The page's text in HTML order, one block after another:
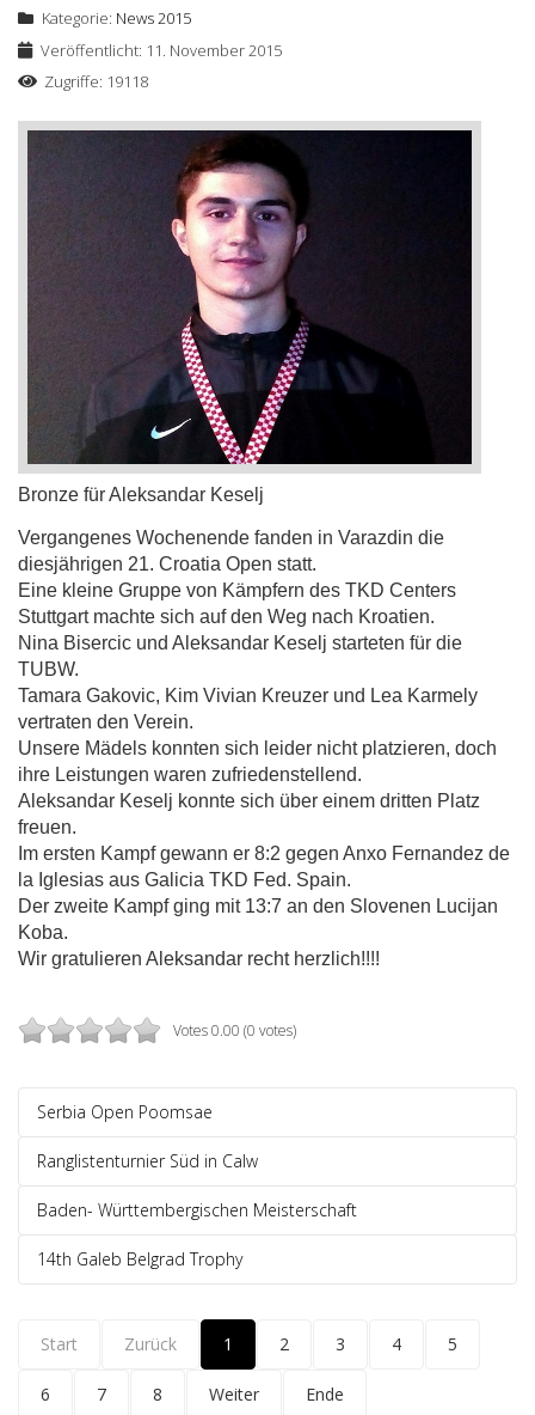
Kategorie: News 2015
Veröffentlicht: 11. November 2015
Zugriffe: 19118
Bronze für Aleksandar Keselj
Vergangenes Wochenende fanden in Varazdin die
diesjährigen 21. Croatia Open statt.
Eine kleine Gruppe von Kämpfern des TKD Centers
Stuttgart machte sich auf den Weg nach Kroatien.
Nina Bisercic und Aleksandar Keselj starteten für die
TUBW.
Tamara Gakovic, Kim Vivian Kreuzer und Lea Karmely
vertraten den Verein.
Unsere Mädels konnten sich leider nicht platzieren, doch
ihre Leistungen waren zufriedenstellend.
Aleksandar Keselj konnte sich über einem dritten Platz
freuen.
Im ersten Kampf gewann er 8:2 gegen Anxo Fernandez de
la Iglesias aus Galicia TKD Fed. Spain.
Der zweite Kampf ging mit 13:7 an den Slovenen Lucijan
Koba.
Wir gratulieren Aleksandar recht herzlich!!!!
Votes 0.00 (0 votes)
Serbia Open Poomsae
Ranglistenturnier Süd in Calw
Baden- Württembergischen Meisterschaft
14th Galeb Belgrad Trophy
Start Zurück 1 2 3 4 5
6 7 8 Weiter Ende